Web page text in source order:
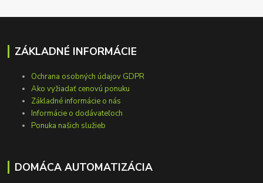
ZÁKLADNÉ INFORMÁCIE
Ochrana osobných údajov GDPR
Ako vyžiadať cenovú ponuku
Základné informácie o nás
Informácie o dodávateľoch
Ponuka našich služieb
DOMÁCA AUTOMATIZÁCIA